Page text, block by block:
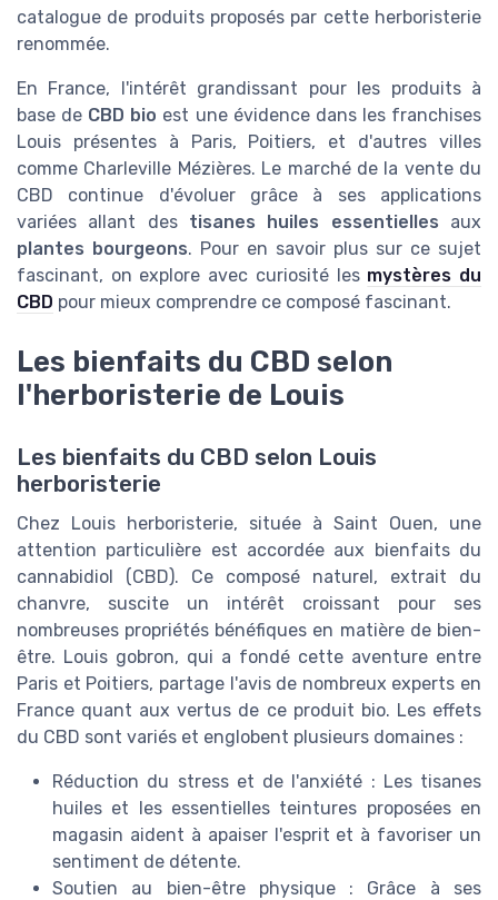
catalogue de produits proposés par cette herboristerie
renommée.
En France, l'intérêt grandissant pour les produits à
base de CBD bio est une évidence dans les franchises
Louis présentes à Paris, Poitiers, et d'autres villes
comme Charleville Mézières. Le marché de la vente du
CBD continue d'évoluer grâce à ses applications
variées allant des tisanes huiles essentielles aux
plantes bourgeons. Pour en savoir plus sur ce sujet
fascinant, on explore avec curiosité les mystères du
CBD pour mieux comprendre ce composé fascinant.
Les bienfaits du CBD selon
l'herboristerie de Louis
Les bienfaits du CBD selon Louis
herboristerie
Chez Louis herboristerie, située à Saint Ouen, une
attention particulière est accordée aux bienfaits du
cannabidiol (CBD). Ce composé naturel, extrait du
chanvre, suscite un intérêt croissant pour ses
nombreuses propriétés bénéfiques en matière de bien-
être. Louis gobron, qui a fondé cette aventure entre
Paris et Poitiers, partage l'avis de nombreux experts en
France quant aux vertus de ce produit bio. Les effets
du CBD sont variés et englobent plusieurs domaines :
Réduction du stress et de l'anxiété : Les tisanes
huiles et les essentielles teintures proposées en
magasin aident à apaiser l'esprit et à favoriser un
sentiment de détente.
Soutien au bien-être physique : Grâce à ses